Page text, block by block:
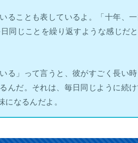
ることも表しているよ。「十年、一
同じことを繰り返すような感じだと
る」って言うと、彼がすごく長い時
んだ。それは、毎日同じように続け
なるんだよ。